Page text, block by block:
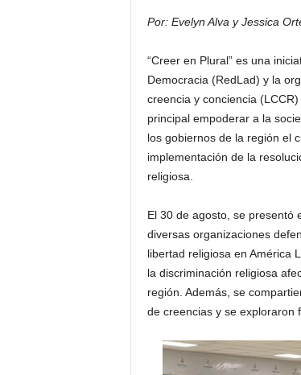
Por: Evelyn Alva y Jessica
“Creer en Plural” es una
Democracia (RedLad) y la
creencia y conciencia
principal empoderar a la
los gobiernos de la región el
implementación de la
religiosa.
El 30 de agosto, se presentó
diversas organizaciones
libertad religiosa en América
la discriminación religiosa
región. Además, se
de creencias y se exploraron